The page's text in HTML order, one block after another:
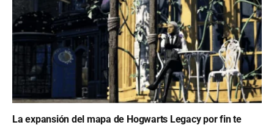
La expansión del mapa de Hogwarts Legacy por fin te